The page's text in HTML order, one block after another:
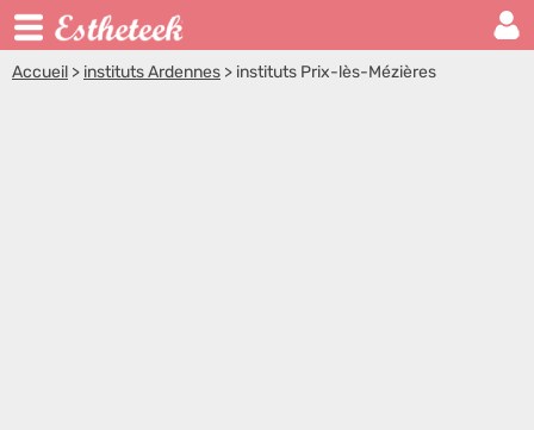
Accueil > instituts Ardennes > instituts Prix-lès-Mézières